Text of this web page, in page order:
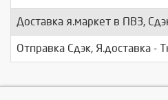
Доставка я.маркет в ПВЗ,
Отправка Сдэк, Я.доставка -